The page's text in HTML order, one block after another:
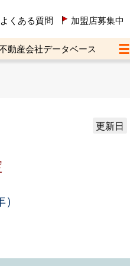
よくある質問 加盟店募集中
動産会社データベース
更新日